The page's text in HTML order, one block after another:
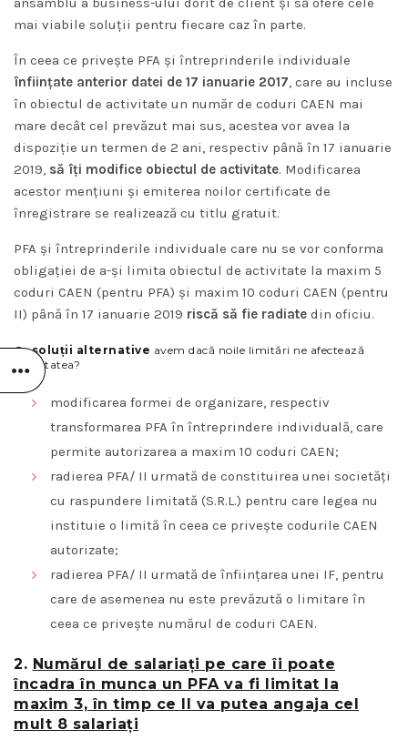
mai viabile soluții pentru fiecare caz în parte.
În ceea ce privește PFA și întreprinderile individuale
înființate anterior datei de 17 ianuarie 2017, care au incluse
în obiectul de activitate un număr de coduri CAEN mai
mare decât cel prevăzut mai sus, acestea vor avea la
dispoziție un termen de 2 ani, respectiv până în 17 ianuarie
2019, să îți modifice obiectul de activitate. Modificarea
acestor mențiuni și emiterea noilor certificate de
înregistrare se realizează cu titlu gratuit.
PFA și întreprinderile individuale care nu se vor conforma
obligației de a-și limita obiectul de activitate la maxim 5
coduri CAEN (pentru PFA) și maxim 10 coduri CAEN (pentru
II) până în 17 ianuarie 2019 riscă să fie radiate din oficiu.
Cesoluții alternative avem dacă noile limitări ne afectează
activitatea?
modificarea formei de organizare, respectiv
transformarea PFA în întreprindere individuală, care
permite autorizarea a maxim 10 coduri CAEN;
radierea PFA/ II urmată de constituirea unei societăți
cu raspundere limitată (S.R.L.) pentru care legea nu
instituie o limită în ceea ce privește codurile CAEN
autorizate;
radierea PFA/ II urmată de înființarea unei IF, pentru
care de asemenea nu este prevăzută o limitare în
ceea ce privește numărul de coduri CAEN.
2. Numărul de salariați pe care îi poate
încadra în munca un PFA va fi limitat la
maxim 3, în timp ce II va putea angaja cel
mult 8 salariați